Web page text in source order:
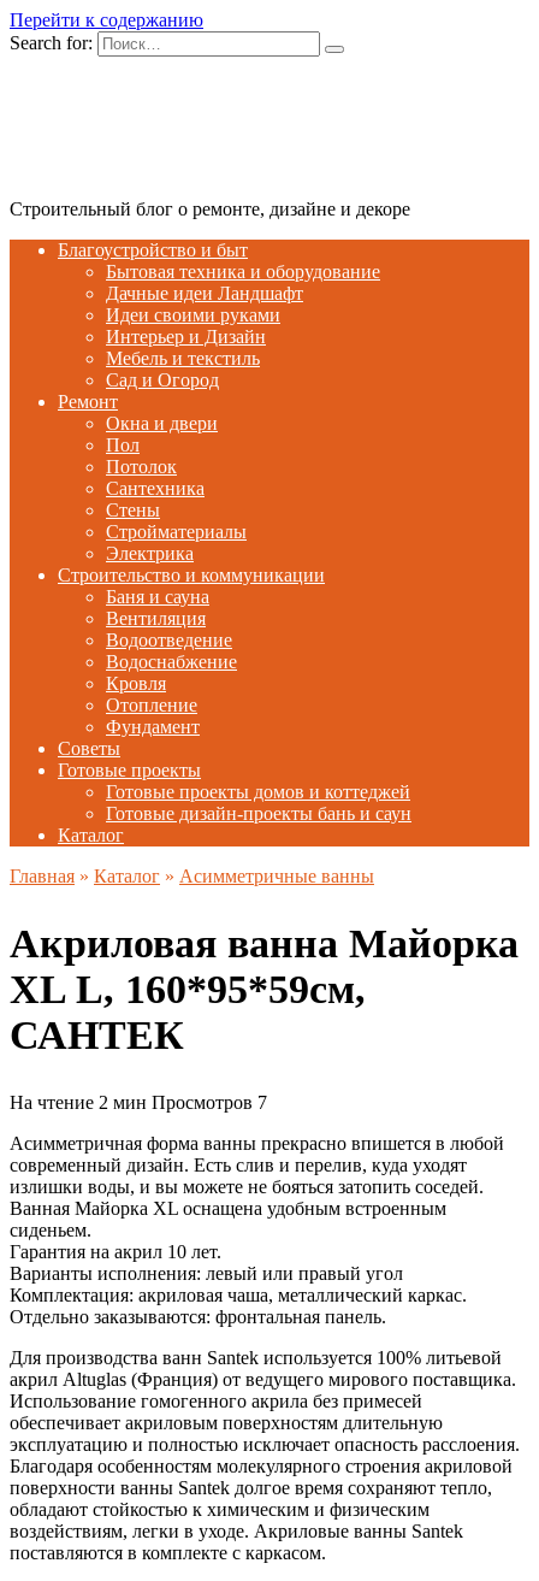
Перейти к содержанию
Search for:
Строительный блог о ремонте, дизайне и декоре
Благоустройство и быт
Бытовая техника и оборудование
Дачные идеи Ландшафт
Идеи своими руками
Интерьер и Дизайн
Мебель и текстиль
Сад и Огород
Ремонт
Окна и двери
Пол
Потолок
Сантехника
Стены
Стройматериалы
Электрика
Строительство и коммуникации
Баня и сауна
Вентиляция
Водоотведение
Водоснабжение
Кровля
Отопление
Фундамент
Советы
Готовые проекты
Готовые проекты домов и коттеджей
Готовые дизайн-проекты бань и саун
Каталог
Главная » Каталог » Асимметричные ванны
Акриловая ванна Майорка
XL L, 160*95*59см,
САНТЕК
На чтение 2 мин Просмотров 7
Асимметричная форма ванны прекрасно впишется в любой
современный дизайн. Есть слив и перелив, куда уходят
излишки воды, и вы можете не бояться затопить соседей.
Ванная Майорка XL оснащена удобным встроенным
сиденьем.
Гарантия на акрил 10 лет.
Варианты исполнения: левый или правый угол
Комплектация: акриловая чаша, металлический каркас.
Отдельно заказываются: фронтальная панель.
Для производства ванн Santek используется 100% литьевой
акрил Altuglas (Франция) от ведущего мирового поставщика.
Использование гомогенного акрила без примесей
обеспечивает акриловым поверхностям длительную
эксплуатацию и полностью исключает опасность расслоения.
Благодаря особенностям молекулярного строения акриловой
поверхности ванны Santek долгое время сохраняют тепло,
обладают стойкостью к химическим и физическим
воздействиям, легки в уходе. Акриловые ванны Santek
поставляются в комплекте с каркасом.